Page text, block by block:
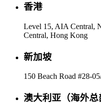
香港
Level 15, AIA Central,
Central, Hong Kong
新加坡
150 Beach Road #28-
澳大利亚（海外总